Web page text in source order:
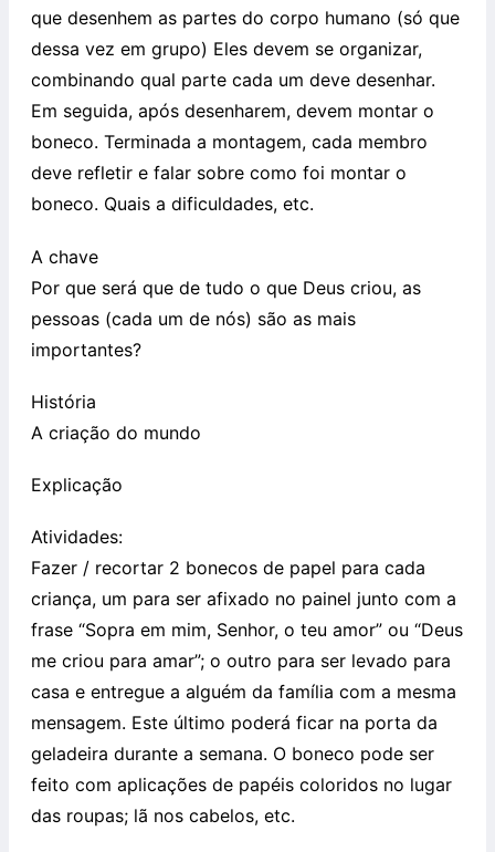
que desenhem as partes do corpo humano (só que
dessa vez em grupo) Eles devem se organizar,
combinando qual parte cada um deve desenhar.
Em seguida, após desenharem, devem montar o
boneco. Terminada a montagem, cada membro
deve refletir e falar sobre como foi montar o
boneco. Quais a dificuldades, etc.
A chave
Por que será que de tudo o que Deus criou, as
pessoas (cada um de nós) são as mais
importantes?
História
A criação do mundo
Explicação
Atividades:
Fazer / recortar 2 bonecos de papel para cada
criança, um para ser afixado no painel junto com a
frase “Sopra em mim, Senhor, o teu amor” ou “Deus
me criou para amar”; o outro para ser levado para
casa e entregue a alguém da família com a mesma
mensagem. Este último poderá ficar na porta da
geladeira durante a semana. O boneco pode ser
feito com aplicações de papéis coloridos no lugar
das roupas; lã nos cabelos, etc.